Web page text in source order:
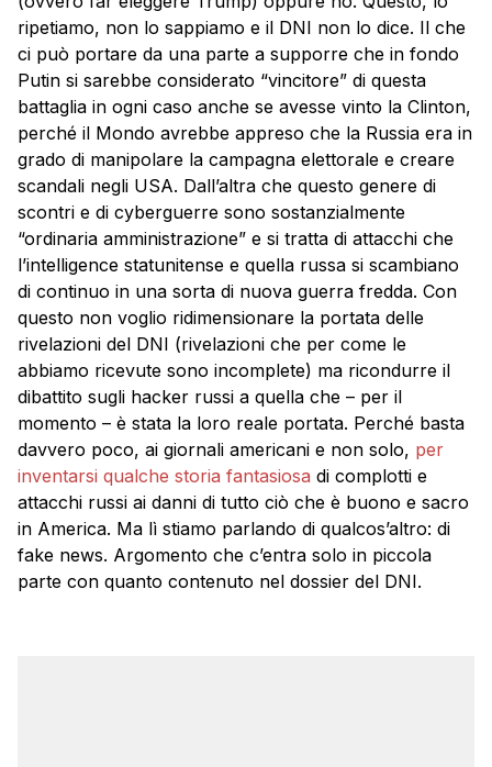
ripetiamo, non lo sappiamo e il DNI non lo dice. Il che
ci può portare da una parte a supporre che in fondo
Putin si sarebbe considerato “vincitore” di questa
battaglia in ogni caso anche se avesse vinto la Clinton,
perché il Mondo avrebbe appreso che la Russia era in
grado di manipolare la campagna elettorale e creare
scandali negli USA. Dall’altra che questo genere di
scontri e di cyberguerre sono sostanzialmente
“ordinaria amministrazione” e si tratta di attacchi che
l’intelligence statunitense e quella russa si scambiano
di continuo in una sorta di nuova guerra fredda. Con
questo non voglio ridimensionare la portata delle
rivelazioni del DNI (rivelazioni che per come le
abbiamo ricevute sono incomplete) ma ricondurre il
dibattito sugli hacker russi a quella che – per il
momento – è stata la loro reale portata. Perché basta
davvero poco, ai giornali americani e non solo, per
inventarsi qualche storia fantasiosa di complotti e
attacchi russi ai danni di tutto ciò che è buono e sacro
in America. Ma lì stiamo parlando di qualcos’altro: di
fake news. Argomento che c’entra solo in piccola
parte con quanto contenuto nel dossier del DNI.